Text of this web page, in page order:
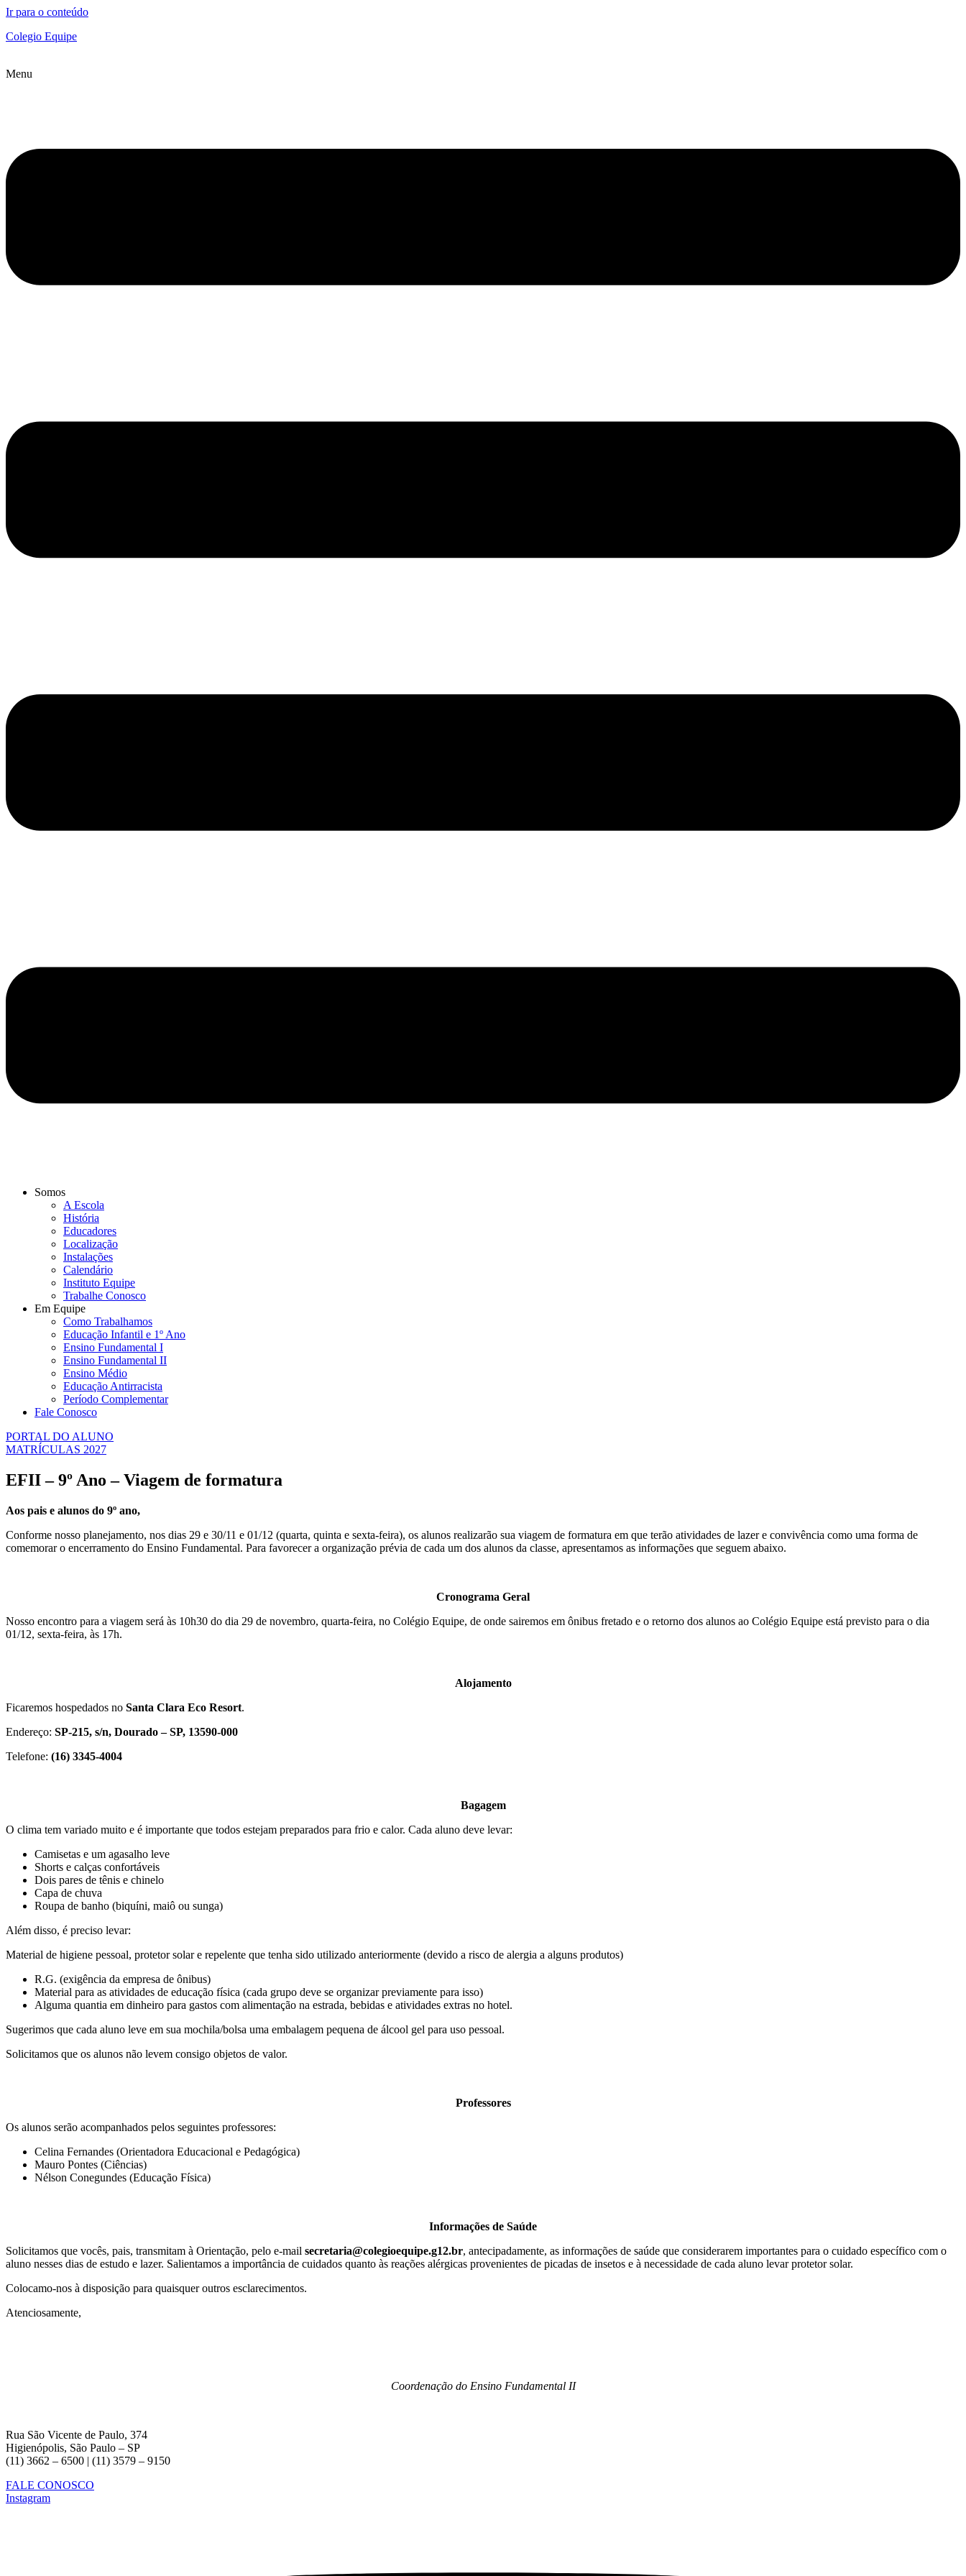
Ir para o conteúdo
Colegio Equipe
Menu
Somos
A Escola
História
Educadores
Localização
Instalações
Calendário
Instituto Equipe
Trabalhe Conosco
Em Equipe
Como Trabalhamos
Educação Infantil e 1º Ano
Ensino Fundamental I
Ensino Fundamental II
Ensino Médio
Educação Antirracista
Período Complementar
Fale Conosco
PORTAL DO ALUNO
MATRÍCULAS 2027
EFII – 9º Ano – Viagem de formatura
Aos pais e alunos do 9º ano,
Conforme nosso planejamento, nos dias 29 e 30/11 e 01/12 (quarta, quinta e sexta-feira), os alunos realizarão sua viagem de formatura em que terão atividades de lazer e convivência como uma forma de
comemorar o encerramento do Ensino Fundamental. Para favorecer a organização prévia de cada um dos alunos da classe, apresentamos as informações que seguem abaixo.
Cronograma Geral
Nosso encontro para a viagem será às 10h30 do dia 29 de novembro, quarta-feira, no Colégio Equipe, de onde sairemos em ônibus fretado e o retorno dos alunos ao Colégio Equipe está previsto para o dia
01/12, sexta-feira, às 17h.
Alojamento
Ficaremos hospedados no Santa Clara Eco Resort.
Endereço: SP-215, s/n, Dourado – SP, 13590-000
Telefone: (16) 3345-4004
Bagagem
O clima tem variado muito e é importante que todos estejam preparados para frio e calor. Cada aluno deve levar:
Camisetas e um agasalho leve
Shorts e calças confortáveis
Dois pares de tênis e chinelo
Capa de chuva
Roupa de banho (biquíni, maiô ou sunga)
Além disso, é preciso levar:
Material de higiene pessoal, protetor solar e repelente que tenha sido utilizado anteriormente (devido a risco de alergia a alguns produtos)
R.G. (exigência da empresa de ônibus)
Material para as atividades de educação física (cada grupo deve se organizar previamente para isso)
Alguma quantia em dinheiro para gastos com alimentação na estrada, bebidas e atividades extras no hotel.
Sugerimos que cada aluno leve em sua mochila/bolsa uma embalagem pequena de álcool gel para uso pessoal.
Solicitamos que os alunos não levem consigo objetos de valor.
Professores
Os alunos serão acompanhados pelos seguintes professores:
Celina Fernandes (Orientadora Educacional e Pedagógica)
Mauro Pontes (Ciências)
Nélson Conegundes (Educação Física)
Informações de Saúde
Solicitamos que vocês, pais, transmitam à Orientação, pelo e-mail secretaria@colegioequipe.g12.br, antecipadamente, as informações de saúde que considerarem importantes para o cuidado específico com o
aluno nesses dias de estudo e lazer. Salientamos a importância de cuidados quanto às reações alérgicas provenientes de picadas de insetos e à necessidade de cada aluno levar protetor solar.
Colocamo-nos à disposição para quaisquer outros esclarecimentos.
Atenciosamente,
Coordenação do Ensino Fundamental II
Rua São Vicente de Paulo, 374
Higienópolis, São Paulo – SP
(11) 3662 – 6500 | (11) 3579 – 9150
FALE CONOSCO
Instagram